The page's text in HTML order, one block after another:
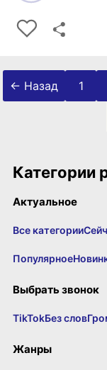
Пагинация
← Назад 1
Категории
Актуальное
Все категории
Популярное
Выбрать звонок
TikTokБез слов
Жанры